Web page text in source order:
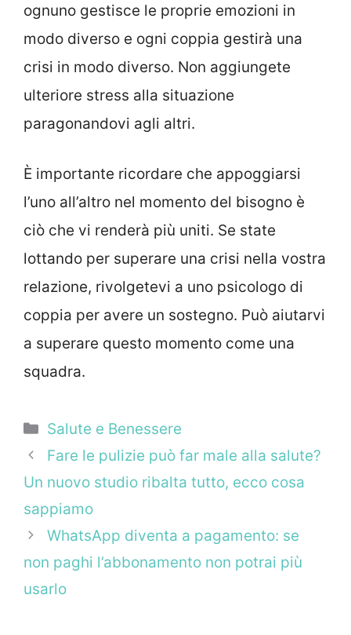
ognuno gestisce le proprie emozioni in
modo diverso e ogni coppia gestirà una
crisi in modo diverso. Non aggiungete
ulteriore stress alla situazione
paragonandovi agli altri.
È importante ricordare che appoggiarsi
l’uno all’altro nel momento del bisogno è
ciò che vi renderà più uniti. Se state
lottando per superare una crisi nella vostra
relazione, rivolgetevi a uno psicologo di
coppia per avere un sostegno. Può aiutarvi
a superare questo momento come una
squadra.
Categorie
Salute e Benessere
Fare le pulizie può far male alla salute?
Un nuovo studio ribalta tutto, ecco cosa
sappiamo
WhatsApp diventa a pagamento: se
non paghi l’abbonamento non potrai più
usarlo